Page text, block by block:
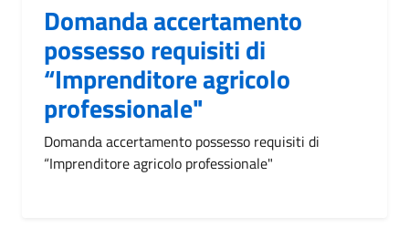
Domanda accertamento
possesso requisiti di
“Imprenditore agricolo
professionale"
Domanda accertamento possesso requisiti di
“Imprenditore agricolo professionale"